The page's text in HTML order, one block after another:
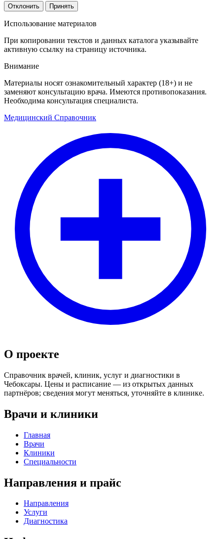
Отклонить Принять
Использование материалов
При копировании текстов и данных каталога указывайте
активную ссылку на страницу источника.
Внимание
Материалы носят ознакомительный характер (18+) и не
заменяют консультацию врача. Имеются противопоказания.
Необходима консультация специалиста.
Медицинский Справочник
О проекте
Справочник врачей, клиник, услуг и диагностики в
Чебоксары. Цены и расписание — из открытых данных
партнёров; сведения могут меняться, уточняйте в клинике.
Врачи и клиники
Главная
Врачи
Клиники
Специальности
Направления и прайс
Направления
Услуги
Диагностика